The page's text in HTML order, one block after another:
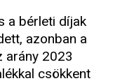
a bérleti díjak
azonban a
arány 2023
csökkent